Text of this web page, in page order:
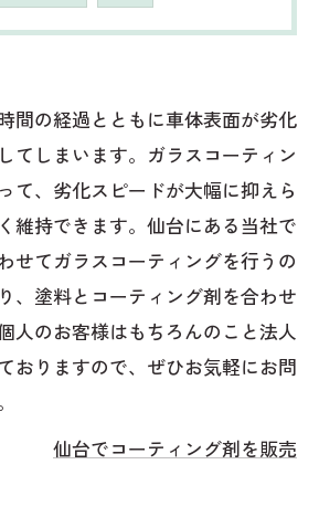
間の経過とともに車体表面が劣化
てしまいます。ガラスコーティン
て、劣化スピードが大幅に抑えら
維持できます。仙台にある当社で
せてガラスコーティングを行うの
、塗料とコーティング剤を合わせ
人のお客様はもちろんのこと法人
おりますので、ぜひお気軽にお問
仙台でコーティング剤を販売